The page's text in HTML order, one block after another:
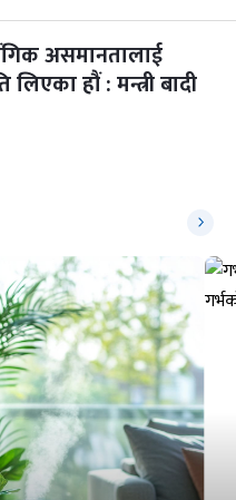
असमानतालाई
लिएका हौं : मन्त्री बादी